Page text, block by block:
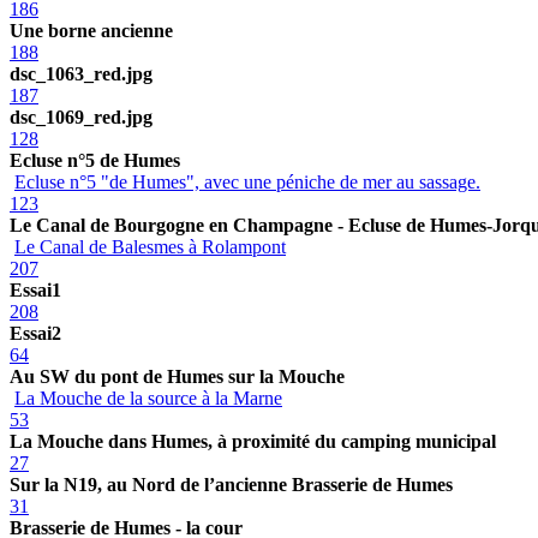
186
Une borne ancienne
188
dsc_1063_red.jpg
187
dsc_1069_red.jpg
128
Ecluse n°5 de Humes
Ecluse n°5 "de Humes", avec une péniche de mer au sassage.
123
Le Canal de Bourgogne en Champagne - Ecluse de Humes-
Le Canal de Balesmes à Rolampont
207
Essai1
208
Essai2
64
Au SW du pont de Humes sur la Mouche
La Mouche de la source à la Marne
53
La Mouche dans Humes, à proximité du camping municipal
27
Sur la N19, au Nord de l’ancienne Brasserie de Humes
31
Brasserie de Humes - la cour